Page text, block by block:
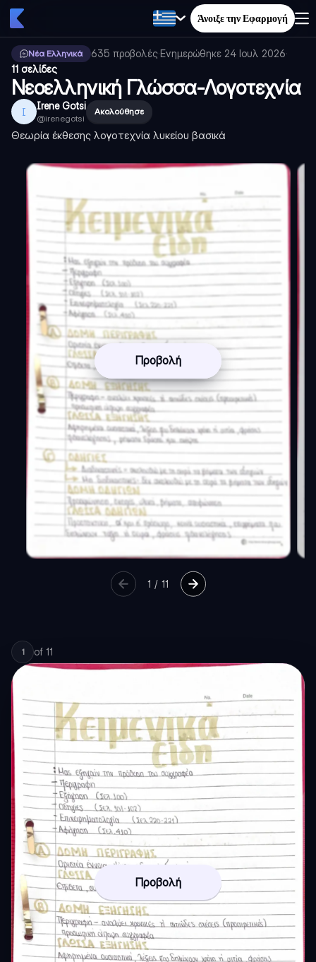
Άνοιξε την Εφαρμογή
Νέα Ελληνικά 635 προβολές·Ενημερώθηκε 24 Ιουλ 2026·
11 σελίδες
Νεοελληνική Γλώσσα-Λογοτεχνία
I Irene Gotsi
@irenegotsi
Ακολούθησε
Θεωρία έκθεσης λογοτεχνία λυκείου βασικά
Προβολή
1 / 11
1 of 11
Προβολή